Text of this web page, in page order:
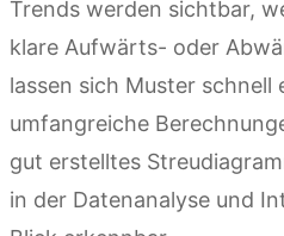
Trends werden sichtbar,
klare Aufwärts- oder
lassen sich Muster schnell
umfangreiche
gut erstelltes
in der Datenanalyse und